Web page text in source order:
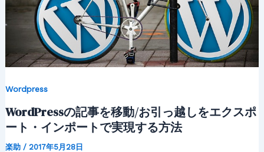
Wordpress
WordPressの記事を移動/お引っ越しをエクスポ
ート・インポートで実現する方法
楽助 / 2017年5月28日